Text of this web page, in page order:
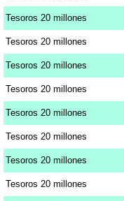
Tesoros 20 millones
Tesoros 20 millones
Tesoros 20 millones
Tesoros 20 millones
Tesoros 20 millones
Tesoros 20 millones
Tesoros 20 millones
Tesoros 20 millones